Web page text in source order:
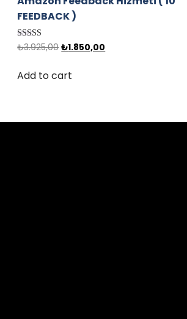
FEEDBACK )
Rated
4.83
₺3.925,00 ₺1.850,00
Add to cart